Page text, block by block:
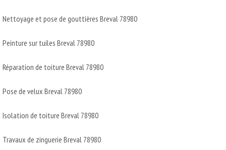
Nettoyage et pose de gouttières Breval 78980
Peinture sur tuiles Breval 78980
Réparation de toiture Breval 78980
Pose de velux Breval 78980
Isolation de toiture Breval 78980
Travaux de zinguerie Breval 78980